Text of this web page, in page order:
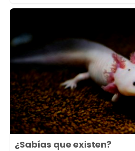
¿Sabías que existen?